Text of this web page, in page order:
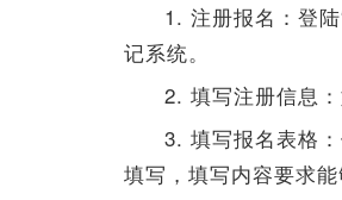
1. 注册报名：登
记系统。
2. 填写注册信息
3. 填写报名表格
填写，填写内容要求能